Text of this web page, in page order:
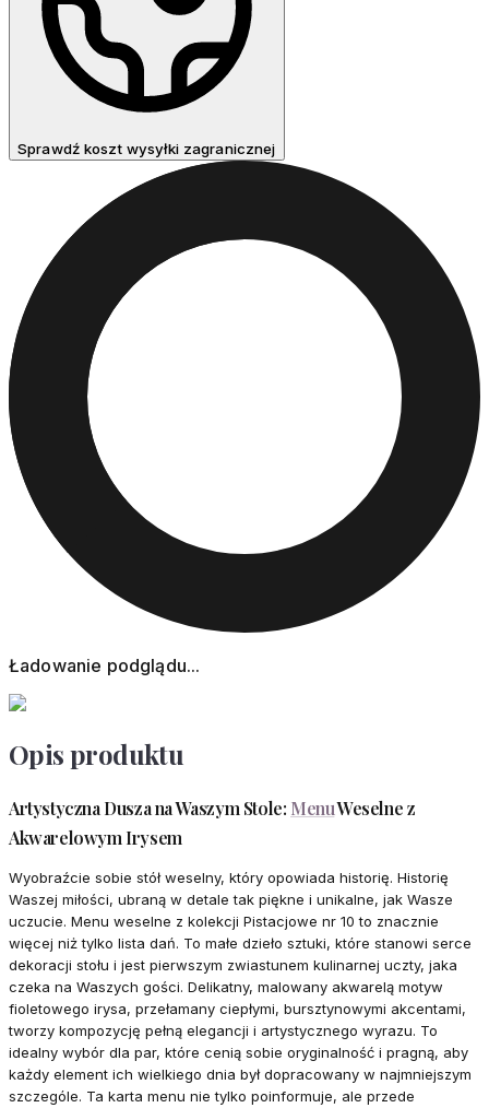
Sprawdź koszt wysyłki zagranicznej
Ładowanie podglądu...
Opis produktu
Artystyczna Dusza na Waszym Stole: MenuWeselne z
Akwarelowym Irysem
Wyobraźcie sobie stół weselny, który opowiada historię. Historię
Waszej miłości, ubraną w detale tak piękne i unikalne, jak Wasze
uczucie. Menu weselne z kolekcji Pistacjowe nr 10 to znacznie
więcej niż tylko lista dań. To małe dzieło sztuki, które stanowi serce
dekoracji stołu i jest pierwszym zwiastunem kulinarnej uczty, jaka
czeka na Waszych gości. Delikatny, malowany akwarelą motyw
fioletowego irysa, przełamany ciepłymi, bursztynowymi akcentami,
tworzy kompozycję pełną elegancji i artystycznego wyrazu. To
idealny wybór dla par, które cenią sobie oryginalność i pragną, aby
każdy element ich wielkiego dnia był dopracowany w najmniejszym
szczególe. Ta karta menu nie tylko poinformuje, ale przede